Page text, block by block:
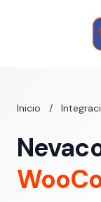
Inicio /